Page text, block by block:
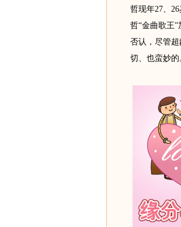
哲现年27、
哲“金曲歌王
否认，尽管
切、也蛮妙的